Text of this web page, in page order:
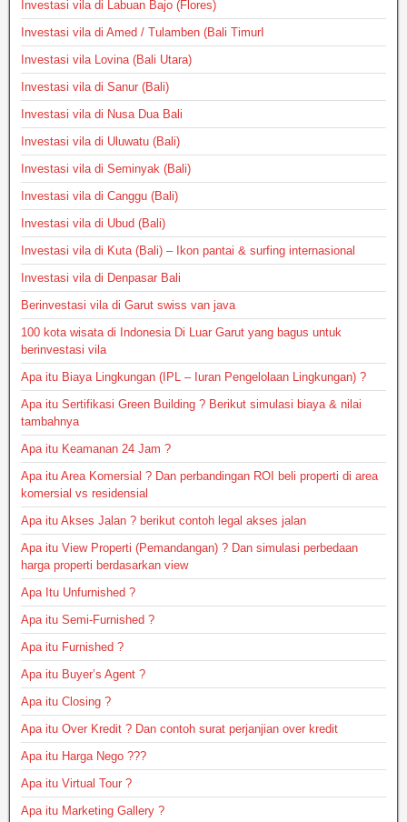
Investasi vila di Labuan Bajo (Flores)
Investasi vila di Amed / Tulamben (Bali TimurI
Investasi vila Lovina (Bali Utara)
Investasi vila di Sanur (Bali)
Investasi vila di Nusa Dua Bali
Investasi vila di Uluwatu (Bali)
Investasi vila di Seminyak (Bali)
Investasi vila di Canggu (Bali)
Investasi vila di Ubud (Bali)
Investasi vila di Kuta (Bali) – Ikon pantai & surfing internasional
Investasi vila di Denpasar Bali
Berinvestasi vila di Garut swiss van java
100 kota wisata di Indonesia Di Luar Garut yang bagus untuk
berinvestasi vila
Apa itu Biaya Lingkungan (IPL – Iuran Pengelolaan Lingkungan) ?
Apa itu Sertifikasi Green Building ? Berikut simulasi biaya & nilai
tambahnya
Apa itu Keamanan 24 Jam ?
Apa itu Area Komersial ? Dan perbandingan ROI beli properti di area
komersial vs residensial
Apa itu Akses Jalan ? berikut contoh legal akses jalan
Apa itu View Properti (Pemandangan) ? Dan simulasi perbedaan
harga properti berdasarkan view
Apa Itu Unfurnished ?
Apa itu Semi-Furnished ?
Apa itu Furnished ?
Apa itu Buyer’s Agent ?
Apa itu Closing ?
Apa itu Over Kredit ? Dan contoh surat perjanjian over kredit
Apa itu Harga Nego ???
Apa itu Virtual Tour ?
Apa itu Marketing Gallery ?